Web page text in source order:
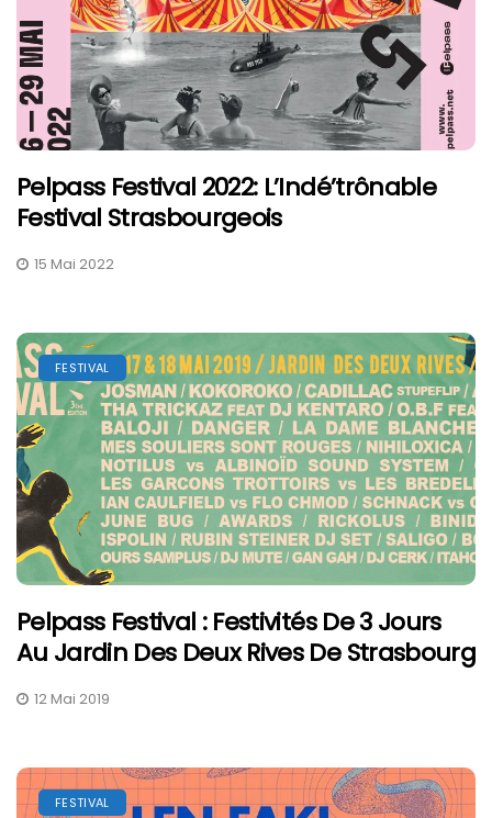
Pelpass Festival 2022: L’Indé’trônable
Festival Strasbourgeois
15 Mai 2022
FESTIVAL
Pelpass Festival : Festivités De 3 Jours
Au Jardin Des Deux Rives De Strasbourg
12 Mai 2019
FESTIVAL